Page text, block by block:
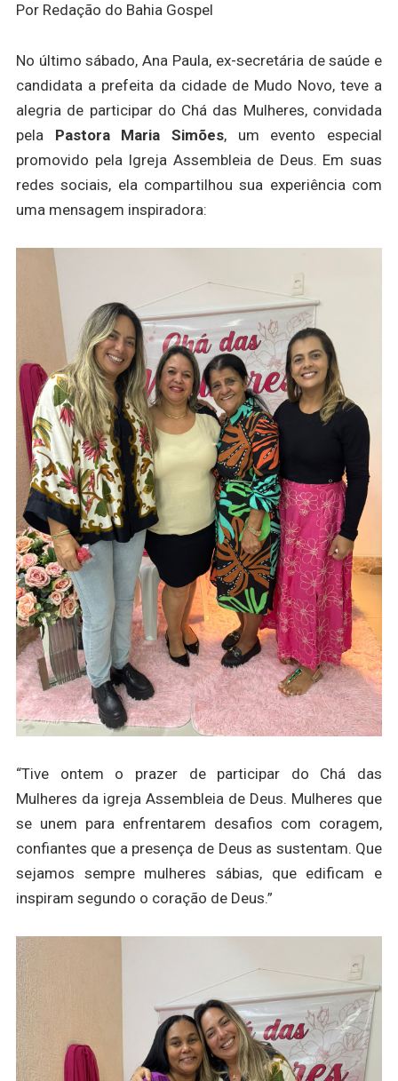
Por Redação do Bahia Gospel
No último sábado, Ana Paula, ex-secretária de saúde e
candidata a prefeita da cidade de Mudo Novo, teve a
alegria de participar do Chá das Mulheres, convidada
pela Pastora Maria Simões, um evento especial
promovido pela Igreja Assembleia de Deus. Em suas
redes sociais, ela compartilhou sua experiência com
uma mensagem inspiradora:
“Tive ontem o prazer de participar do Chá das
Mulheres da igreja Assembleia de Deus. Mulheres que
se unem para enfrentarem desafios com coragem,
confiantes que a presença de Deus as sustentam. Que
sejamos sempre mulheres sábias, que edificam e
inspiram segundo o coração de Deus.”